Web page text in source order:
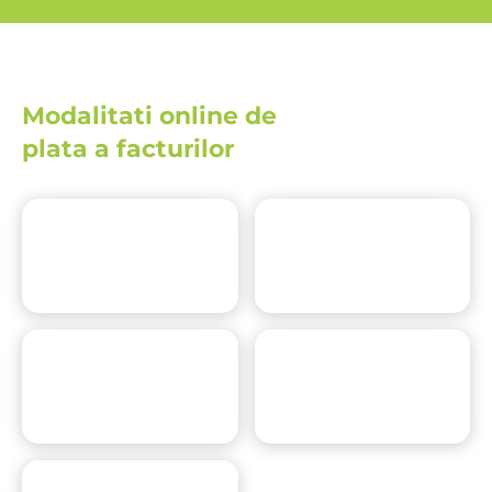
Modalitati online de
plata a facturilor